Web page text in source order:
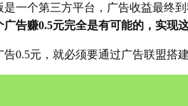
是一个第三方平台，广告收益最终
广告赚0.5元完全是有可能的，实现
告0.5元，就必须要通过广告联盟搭